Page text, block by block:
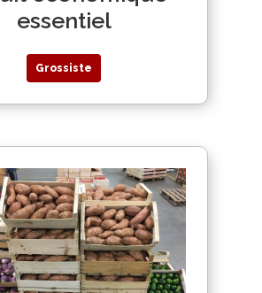
essentiel
Grossiste